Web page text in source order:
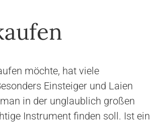
möchte, hat viele
Einsteiger und Laien
in der unglaublich großen
Instrument finden soll. Ist ein